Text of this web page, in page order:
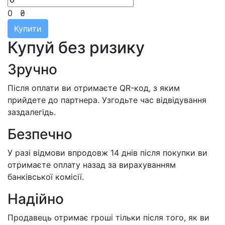
0
₴
Купити
Купуй без ризику
Зручно
Після оплати ви отримаєте QR-код, з яким
прийдете до партнера. Узгодьте час відвідування
заздалегідь.
Безпечно
У разі відмови впродовж 14 днів після покупки ви
отримаєте оплату назад за вирахуванням
банківської комісії.
Надійно
Продавець отримає гроші тільки після того, як ви